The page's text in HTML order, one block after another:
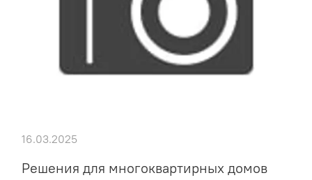
Решения для многоквартирных домов
16.03.2025